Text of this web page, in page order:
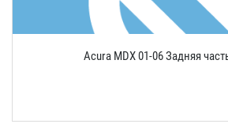
Acura MDX 01-06 Задняя